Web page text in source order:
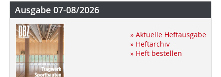
Ausgabe 07-08/2026
» Aktuelle Heftausgabe
» Heftarchiv
» Heft bestellen